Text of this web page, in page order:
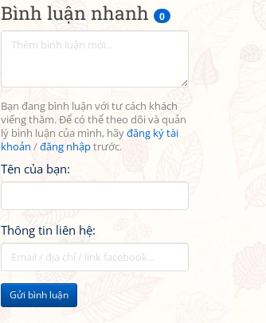
Bình luận nhanh 0
Bạn đang bình luận với tư cách khách
viếng thăm. Để có thể theo dõi và quản
lý bình luận của mình, hãyđăng ký tài
khoản /đăng nhậptrước.
Tên của bạn:
Thông tin liên hệ:
Gửi bình luận